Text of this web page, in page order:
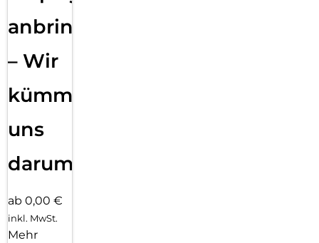
anbringen
– Wir
kümmern
uns
darum!
ab 0,00 €
inkl. MwSt.
Mehr